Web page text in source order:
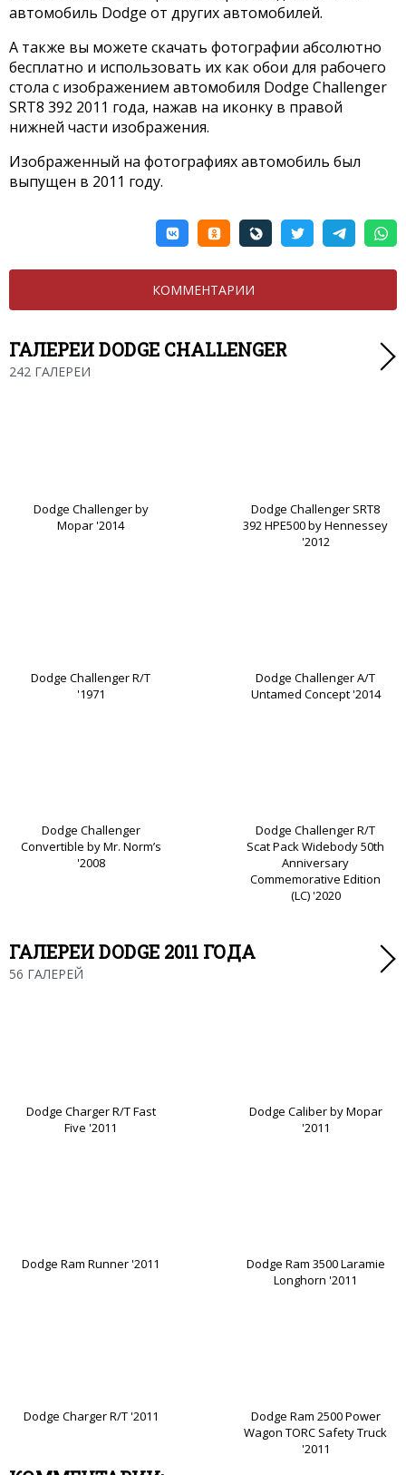
автомобиль Dodge от других автомобилей.
А также вы можете скачать фотографии абсолютно
бесплатно и использовать их как обои для рабочего
стола с изображением автомобиля Dodge Challenger
SRT8 392 2011 года, нажав на иконку в правой
нижней части изображения.
Изображенный на фотографиях автомобиль был
выпущен в 2011 году.
КОММЕНТАРИИ
ГАЛЕРЕИ DODGE CHALLENGER
242 ГАЛЕРЕИ
Dodge Challenger by
Mopar '2014
Dodge Challenger SRT8
392 HPE500 by Hennessey
'2012
Dodge Challenger R/T
'1971
Dodge Challenger A/T
Untamed Concept '2014
Dodge Challenger
Convertible by Mr. Norm’s
'2008
Dodge Challenger R/T
Scat Pack Widebody 50th
Anniversary
Commemorative Edition
(LC) '2020
ГАЛЕРЕИ DODGE 2011 ГОДА
56 ГАЛЕРЕЙ
Dodge Charger R/T Fast
Five '2011
Dodge Caliber by Mopar
'2011
Dodge Ram Runner '2011
Dodge Ram 3500 Laramie
Longhorn '2011
Dodge Charger R/T '2011
Dodge Ram 2500 Power
Wagon TORC Safety Truck
'2011